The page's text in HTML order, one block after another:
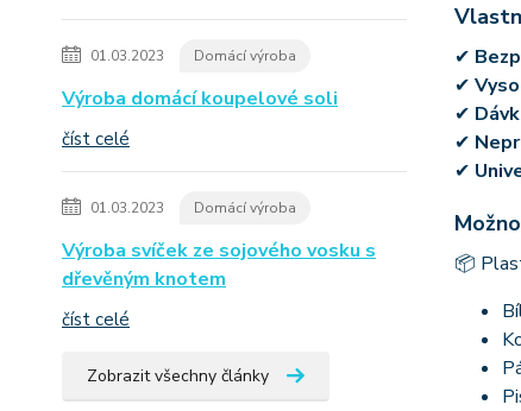
01.03.2023 Domácí výroba
Výroba domácí koupelové soli
číst celé
01.03.2023 Domácí výroba
Výroba svíček ze sojového vosku s
dřevěným knotem
číst celé
Zobrazit všechny články
✔
✔
✔
✔
✔
📦